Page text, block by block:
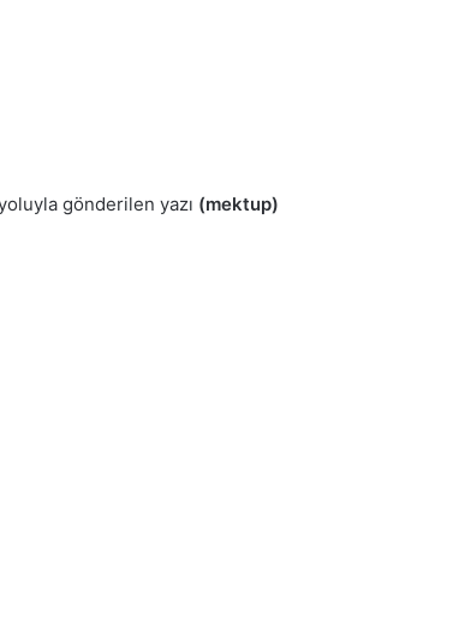
gönderilen yazı (mektup)